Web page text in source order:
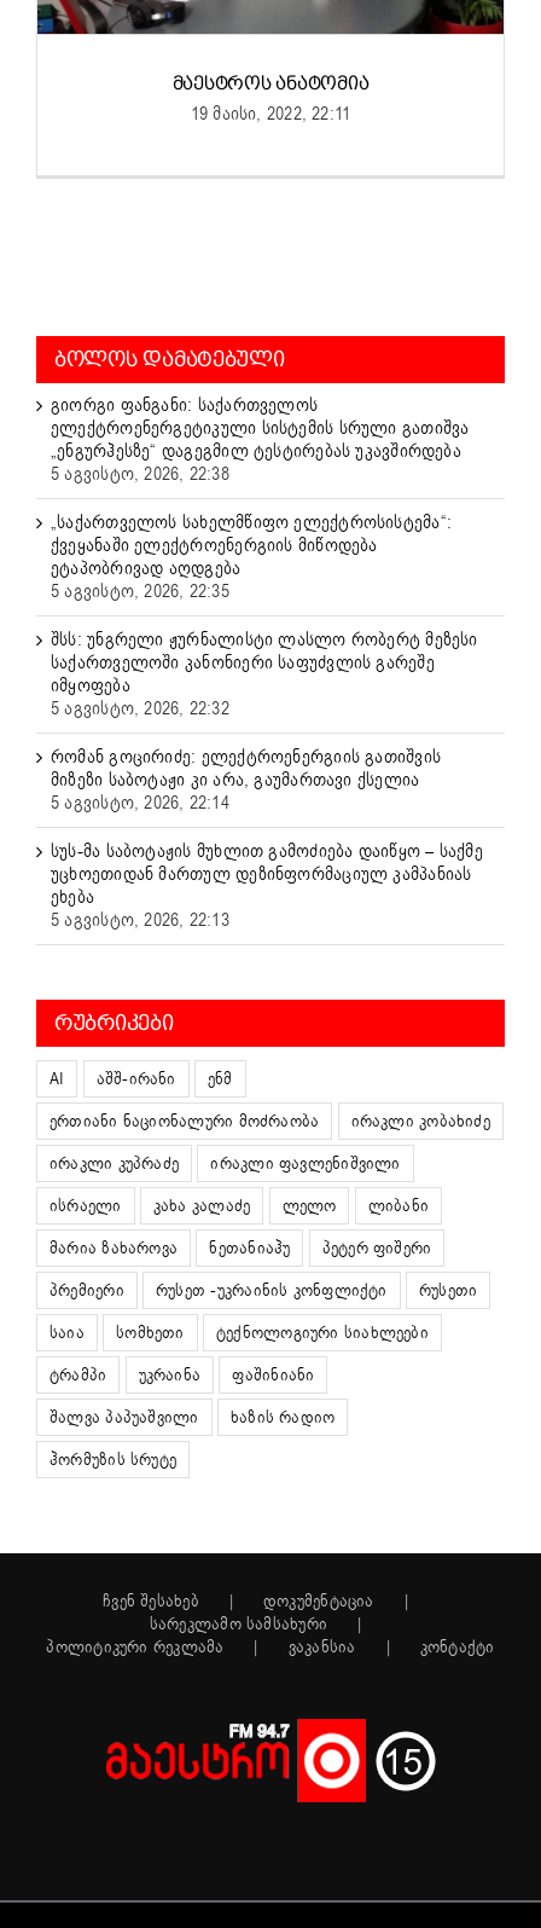
ᲛᲐᲔᲡᲢᲠᲝᲡ ᲐᲜᲐᲢᲝᲛᲘᲐ
19 მაისი, 2022, 22:11
ᲑᲝᲚᲝᲡ ᲓᲐᲛᲐᲢᲔᲑᲣᲚᲘ
გიორგი ფანგანი: საქართველოს
ელექტროენერგეტიკული სისტემის სრული გათიშვა
„ენგურჰესზე“ დაგეგმილ ტესტირებას უკავშირდება
5 აგვისტო, 2026, 22:38
„საქართველოს სახელმწიფო ელექტროსისტემა“:
ქვეყანაში ელექტროენერგიის მიწოდება
ეტაპობრივად აღდგება
5 აგვისტო, 2026, 22:35
შსს: უნგრელი ჟურნალისტი ლასლო რობერტ მეზესი
საქართველოში კანონიერი საფუძვლის გარეშე
იმყოფება
5 აგვისტო, 2026, 22:32
რომან გოცირიძე: ელექტროენერგიის გათიშვის
მიზეზი საბოტაჟი კი არა, გაუმართავი ქსელია
5 აგვისტო, 2026, 22:14
სუს-მა საბოტაჟის მუხლით გამოძიება დაიწყო – საქმე
უცხოეთიდან მართულ დეზინფორმაციულ კამპანიას
ეხება
5 აგვისტო, 2026, 22:13
ᲠᲣᲑᲠᲘᲙᲔᲑᲘ
AI აშშ-ირანი
ენმ
ერთიანი ნაციონალური მოძრაობა
ირაკლი კობახიძე
ირაკლი კუპრაძე
ირაკლი ფავლენიშვილი
ისრაელი
კახა კალაძე ლელო
ლიბანი
მარია ზახაროვა
ნეთანიაჰუ
პეტერ ფიშერი
პრემიერი
რუსეთ -უკრაინის კონფლიქტი
რუსეთი
საია
სომხეთი
ტექნოლოგიური სიახლეები
ტრამპი
უკრაინა
ფაშინიანი
შალვა პაპუაშვილი
ხაზის რადიო
ჰორმუზის სრუტე
ჩვენ შესახებ
დოკუმენტაცია
სარეკლამო სამსახური
პოლიტიკური რეკლამა
ვაკანსია კონტაქტი